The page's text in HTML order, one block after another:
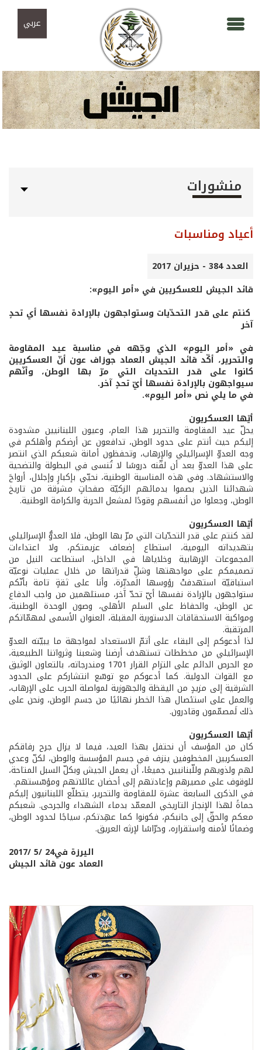
عربي
منشورات
أعياد ومناسبات
العدد 384 - حزيران 2017
قائد الجيش للعسكريين في «أمر اليوم»:
كنتم على قدر التحدّيات وستواجهون بالإرادة نفسها أي تحدٍ
آخر
في «أمر اليوم» الذي وجّهه في مناسبة عيد المقاومة
والتحرير، أكّد قائد الجيش العماد جوزاف عون أنّ العسكريين
كانوا على قدر التحديات التي مرّ بها الوطن، وأنّهم
سيواجهون بالإرادة نفسها أيّ تحدٍ آخر.
في ما يلي نص «أمر اليوم».
أيّها العسكريون
يحلّ عيد المقاومة والتحرير هذا العام، وعيون اللبنانيين مشدودة
إليكم حيث أنتم على حدود الوطن، تدافعون عن أرضكم وأهلكم في
وجه العدوّ الإسرائيلي والإرهاب، وتحفظون أمانة شعبكم الذي انتصر
على هذا العدوّ بعد أن لقّنه دروسًا لا تُنسى في البطولة والتضحية
والاستشهاد. وفي هذه المناسبة الوطنية، نحيّي بإكبارٍ وإجلال، أرواحَ
شهدائنا الذين بصموا بدمائهم الزكيّة صفحاتٍ مشرقة من تاريخ
الوطن، وجعلوا من أنفسهم وقودًا لمشعل الحرية والكرامة الوطنية.
أيّها العسكريون
لقد كنتم على قدر التحدّيات التي مرّ بها الوطن، فلا العدوُّ الإسرائيلي
بتهديداته اليومية، استطاع إضعاف عزيمتكم، ولا اعتداءات
المجموعات الإرهابية وخلاياها في الداخل، استطاعت النيل من
تصميمكم على مواجهتها وشلِّ قدراتها من خلال عمليات نوعيّة
استباقيّة استهدفتْ رؤوسها المدبِّرة، وأنا على ثقةٍ تامة بأنّكم
ستواجهون بالإرادة نفسها أيّ تحدّ آخر، مستلهمين من واجب الدفاع
عن الوطن، والحفاظ على السلم الأهلي، وصون الوحدة الوطنية،
ومواكبة الاستحقاقات الدستورية المقبلة، العنوان الأسمى لمهمّاتكم
المرتقبة.
لذا أدعوكم إلى البقاء على أتمّ الاستعداد لمواجهة ما يبيّته العدوّ
الإسرائيلي من مخططات تستهدف أرضنا وشعبنا وثرواتنا الطبيعية،
مع الحرص الدائم على التزام القرار 1701 ومندرجاته، بالتعاون الوثيق
مع القوات الدولية. كما أدعوكم مع توسّع انتشاركم على الحدود
الشرقية إلى مزيدٍ من اليقظة والجهوزية لمواصلة الحرب على الإرهاب،
والعمل على استئصال هذا الخطر نهائيًا من جسم الوطن، ونحن على
ذلك لَمصمّمون وقادرون.
أيّها العسكريون
كان من المؤسف أن نحتفل بهذا العيد، فيما لا يزال جرح رفاقكم
العسكريين المخطوفين ينزف في جسم المؤسسة والوطن، لكنّ وعدي
لهم ولذويهم وللّبنانيين جميعًا، أن يعمل الجيش وبكلّ السبل المتاحة،
للوقوف على مصيرهم وإعادتهم إلى أحضان عائلاتهم ومؤسّستهم.
في الذكرى السابعة عشرة للمقاومة والتحرير، يتطلّع اللبنانيون إليكم
حماةً لهذا الإنجاز التاريخي المعمّد بدماء الشهداء والجرحى. شعبكم
معكم والحقّ إلى جانبكم، فكونوا كما عهِدتكم، سياجًا لحدود الوطن،
وضمانًا لأمنه واستقراره، وحرّاسًا لإرثه العريق.
اليرزة في24 /5 /2017
العماد عون قائد الجيش